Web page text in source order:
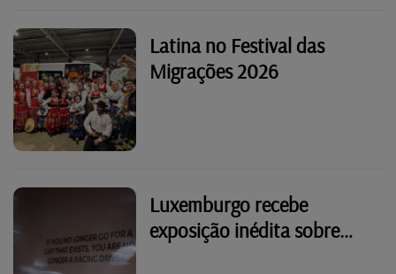
Latina no Festival das
Migrações 2026
Luxemburgo recebe
exposição inédita sobre